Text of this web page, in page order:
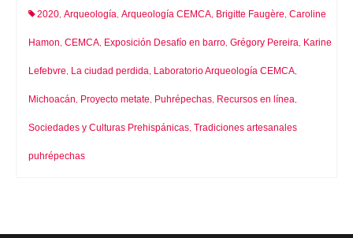
2020, Arqueología, Arqueología CEMCA, Brigitte Faugère, Caroline
Hamon, CEMCA, Exposición Desafío en barro, Grégory Pereira, Karine
Lefebvre, La ciudad perdida, Laboratorio Arqueología CEMCA,
Michoacán, Proyecto metate, Puhrépechas, Recursos en línea,
Sociedades y Culturas Prehispánicas, Tradiciones artesanales
puhrépechas